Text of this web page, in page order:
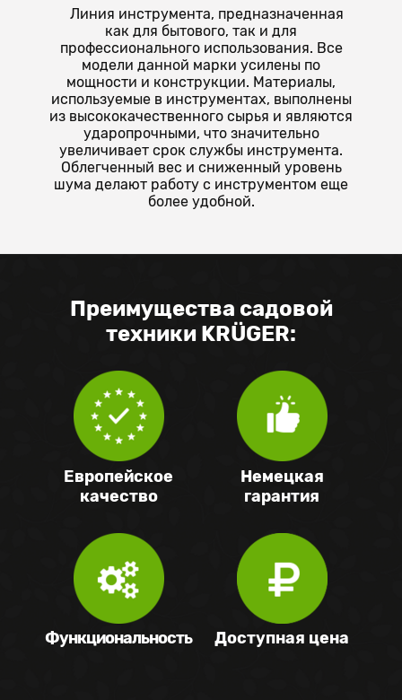
Линия инструмента, предназначенная
как для бытового, так и для
профессионального использования. Все
модели данной марки усилены по
мощности и конструкции. Материалы,
используемые в инструментах, выполнены
из высококачественного сырья и являются
ударопрочными, что значительно
увеличивает срок службы инструмента.
Облегченный вес и сниженный уровень
шума делают работу с инструментом еще
более удобной.
Преимущества садовой
техники KRÜGER:
Европейское
качество
Немецкая
гарантия
Функциональность Доступная цена